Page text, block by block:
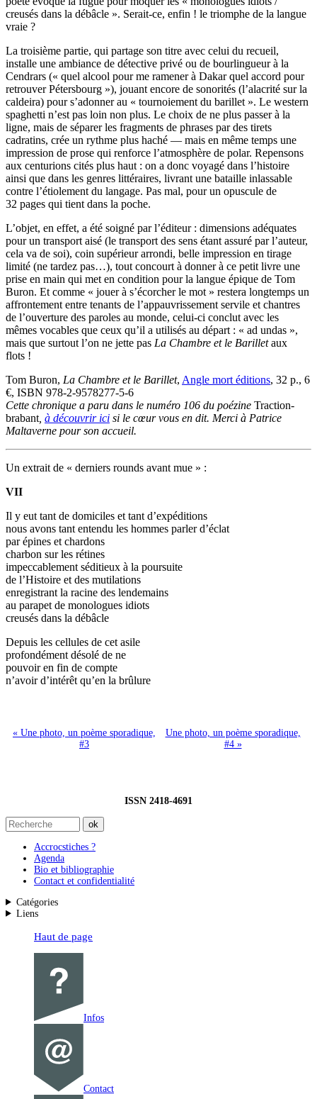
creusés dans la débâcle ». Serait-ce, enfin ! le triomphe de la langue
vraie ?
La troisième partie, qui partage son titre avec celui du recueil,
installe une ambiance de détective privé ou de bourlingueur à la
Cendrars (« quel alcool pour me ramener à Dakar quel accord pour
retrouver Pétersbourg »), jouant encore de sonorités (l’alacrité sur la
caldeira) pour s’adonner au « tournoiement du barillet ». Le western
spaghetti n’est pas loin non plus. Le choix de ne plus passer à la
ligne, mais de séparer les fragments de phrases par des tirets
cadratins, crée un rythme plus haché — mais en même temps une
impression de prose qui renforce l’atmosphère de polar. Repensons
aux centurions cités plus haut : on a donc voyagé dans l’histoire
ainsi que dans les genres littéraires, livrant une bataille inlassable
contre l’étiolement du langage. Pas mal, pour un opuscule de
32 pages qui tient dans la poche.
L’objet, en effet, a été soigné par l’éditeur : dimensions adéquates
pour un transport aisé (le transport des sens étant assuré par l’auteur,
cela va de soi), coin supérieur arrondi, belle impression en tirage
limité (ne tardez pas…), tout concourt à donner à ce petit livre une
prise en main qui met en condition pour la langue épique de Tom
Buron. Et comme « jouer à s’écorcher le mot » restera longtemps un
affrontement entre tenants de l’appauvrissement servile et chantres
de l’ouverture des paroles au monde, celui-ci conclut avec les
mêmes vocables que ceux qu’il a utilisés au départ : « ad undas »,
mais que surtout l’on ne jette pas La Chambre et le Barilletaux
flots !
Tom Buron, La Chambre et le Barillet, Angle mort éditions, 32 p., 6
€, ISBN 978-2-9578277-5-6
Cette chronique a paru dans le numéro 106 du poézine Traction-
brabant à découvrir ici si le cœur vous en dit. Merci à Patrice
Maltaverne pour son accueil.
Un extrait de « derniers rounds avant mue » :
VII
Il y eut tant de domiciles et tant d’expéditions
nous avons tant entendu les hommes parler d’éclat
par épines et chardons
charbon sur les rétines
impeccablement séditieux à la poursuite
de l’Histoire et des mutilations
enregistrant la racine des lendemains
au parapet de monologues idiots
creusés dans la débâcle
Depuis les cellules de cet asile
profondément désolé de ne
pouvoir en fin de compte
n’avoir d’intérêt qu’en la brûlure
« Une photo, un poème sporadique,
#3
Une photo, un poème sporadique,
#4 »
ISSN 2418-4691
Accrocstiches ?
Agenda
Bio et bibliographie
Contact et confidentialité
Catégories
Liens
Haut de page
Infos
Contact